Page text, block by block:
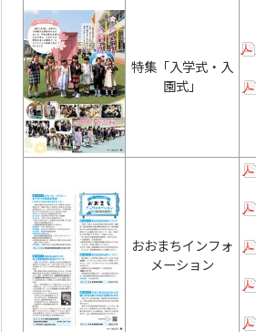
特集「入学式・入
園式」
おおまちインフォ
メーション